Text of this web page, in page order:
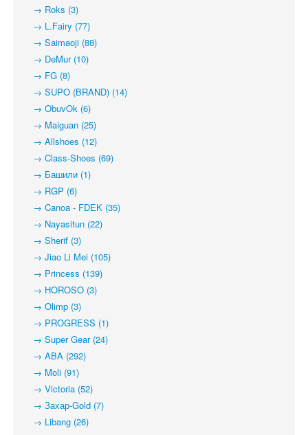
→ Roks (3)
→ L.Fairy (77)
→ Saimaoji (88)
→ DeMur (10)
→ FG (8)
→ SUPO (BRAND) (14)
→ ObuvOk (6)
→ Maiguan (25)
→ Allshoes (12)
→ Class-Shoes (69)
→ Башили (1)
→ RGP (6)
→ Canoa - FDEK (35)
→ Nayasitun (22)
→ Sherif (3)
→ Jiao Li Mei (105)
→ Princess (139)
→ HOROSO (3)
→ Olimp (3)
→ PROGRESS (1)
→ Super Gear (24)
→ ABA (292)
→ Moli (91)
→ Victoria (52)
→ Захар-Gold (7)
→ Libang (26)